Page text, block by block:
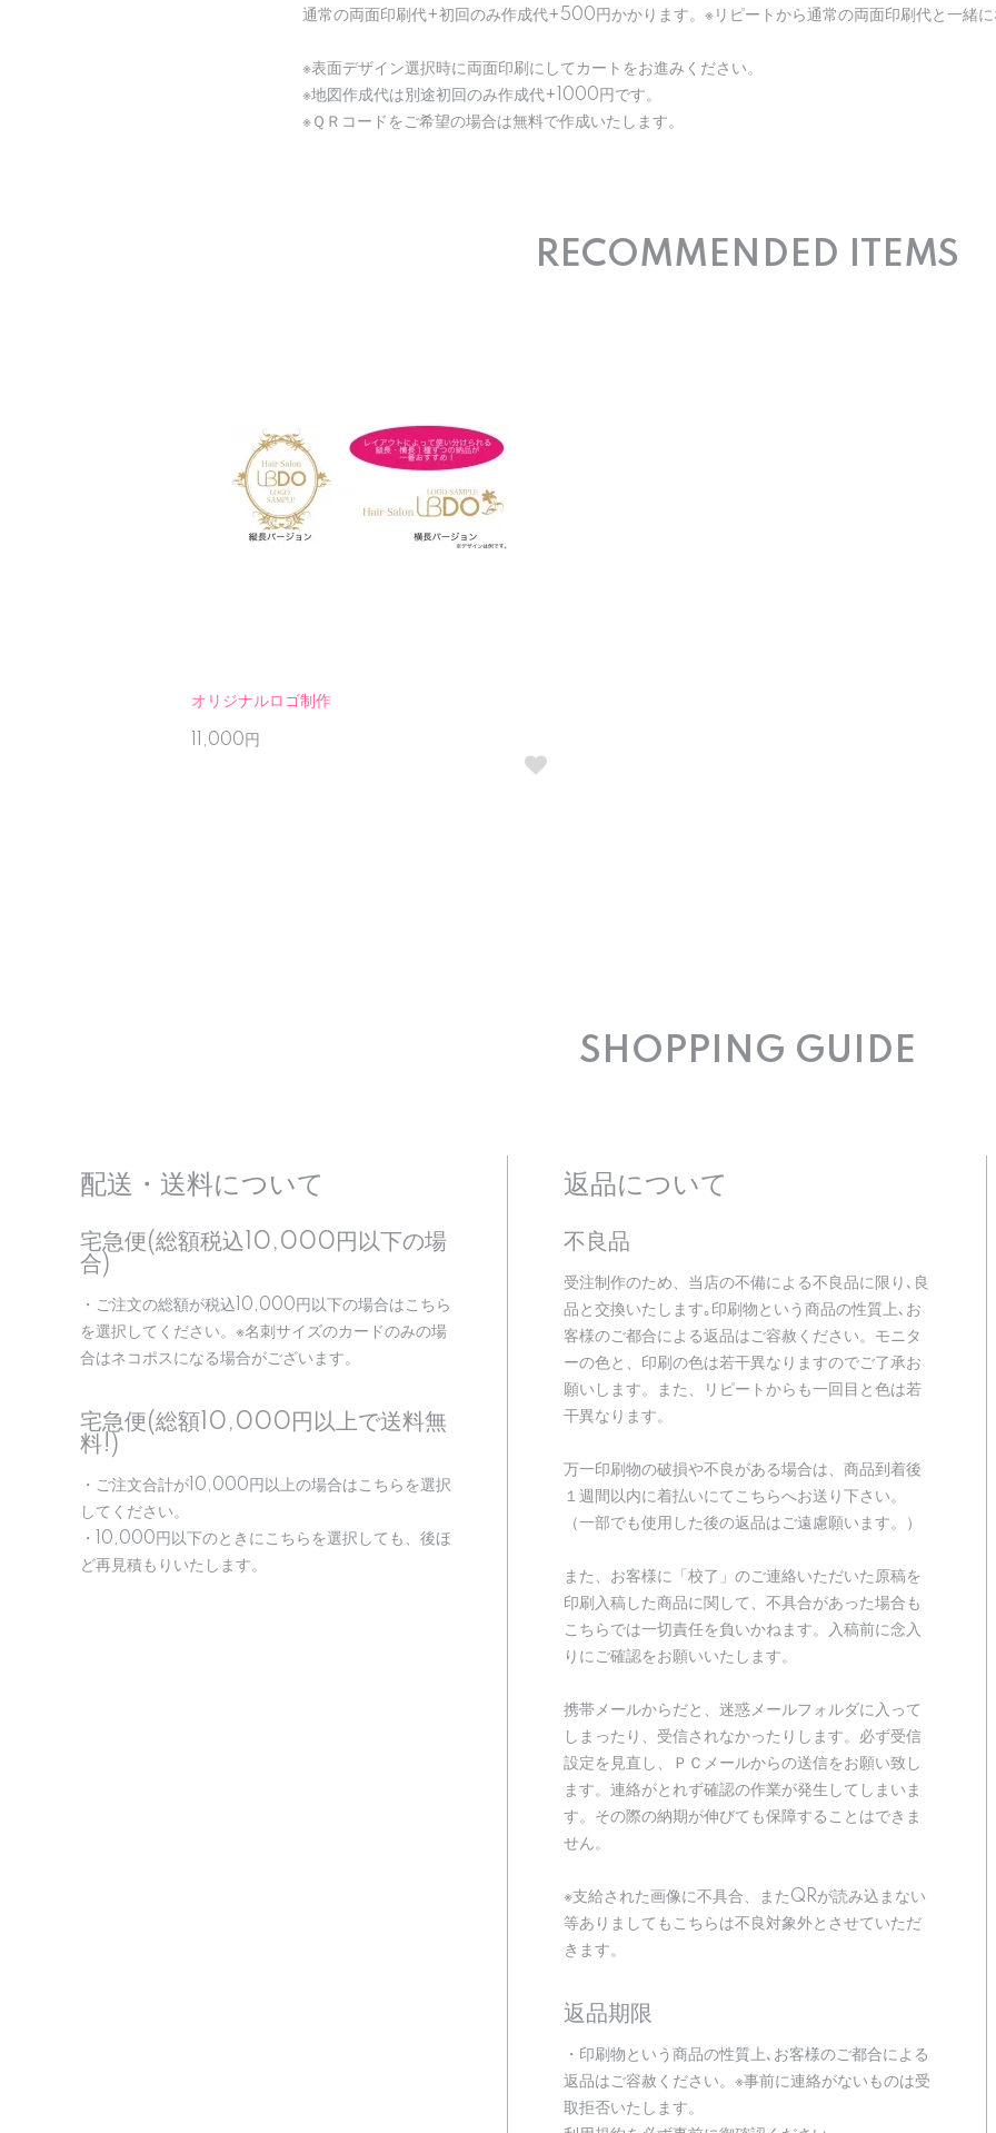
通常の両面印刷代+初回のみ作成代+500円かかります。※リピートから通常の両面印刷代と一緒に
※表面デザイン選択時に両面印刷にしてカートをお進みください。
※地図作成代は別途初回のみ作成代+1000円です。
※ＱＲコードをご希望の場合は無料で作成いたします。
RECOMMENDED ITEMS
オリジナルロゴ制作
11,000円
SHOPPING GUIDE
配送・送料について
宅急便(総額税込10,000円以下の場
合)
・ご注文の総額が税込10,000円以下の場合はこちら
を選択してください。※名刺サイズのカードのみの場
合はネコポスになる場合がございます。
宅急便(総額10,000円以上で送料無
料!)
・ご注文合計が10,000円以上の場合はこちらを選択
してください。
・10,000円以下のときにこちらを選択しても、後ほ
ど再見積もりいたします。
返品について
不良品
受注制作のため、当店の不備による不良品に限り､良
品と交換いたします｡印刷物という商品の性質上､お
客様のご都合による返品はご容赦ください。モニタ
ーの色と、印刷の色は若干異なりますのでご了承お
願いします。また、リピートからも一回目と色は若
干異なります。
万一印刷物の破損や不良がある場合は、商品到着後
１週間以内に着払いにてこちらへお送り下さい。
（一部でも使用した後の返品はご遠慮願います。）
また、お客様に「校了」のご連絡いただいた原稿を
印刷入稿した商品に関して、不具合があった場合も
こちらでは一切責任を負いかねます。入稿前に念入
りにご確認をお願いいたします。
携帯メールからだと、迷惑メールフォルダに入って
しまったり、受信されなかったりします。必ず受信
設定を見直し、ＰＣメールからの送信をお願い致し
ます。連絡がとれず確認の作業が発生してしまいま
す。その際の納期が伸びても保障することはできま
せん。
※支給された画像に不具合、またQRが読み込まない
等ありましてもこちらは不良対象外とさせていただ
きます。
返品期限
・印刷物という商品の性質上､お客様のご都合による
返品はご容赦ください。※事前に連絡がないものは受
取拒否いたします。